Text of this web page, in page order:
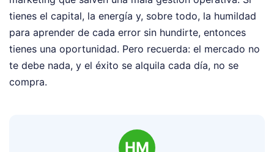
tienes el capital, la energía y, sobre todo, la humildad
para aprender de cada error sin hundirte, entonces
tienes una oportunidad. Pero recuerda: el mercado no
te debe nada, y el éxito se alquila cada día, no se
compra.
HM